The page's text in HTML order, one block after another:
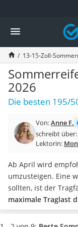
Die beliebtesten
Auto & Motor
Fahrradträger-
Fahrradträger
Fahrradträger
Fahrradträger 3
Benzinkanister (20 l)
Dashcam
Benzinkanister
Marderschreck
AGM-Batterie
Thule-Fahrradträger
FM-Transmitter
Sommerreifen 205/55
Autobatterie-Ladegerät
13-15-Zoll-
2026
Die besten 195/
Von:Anne F.
schreibt über:
Lektorin:
Ab April wird
umzusteigen. Eine
sollten, ist der
maximale Traglast
Internet zeigen,
sollte, da es